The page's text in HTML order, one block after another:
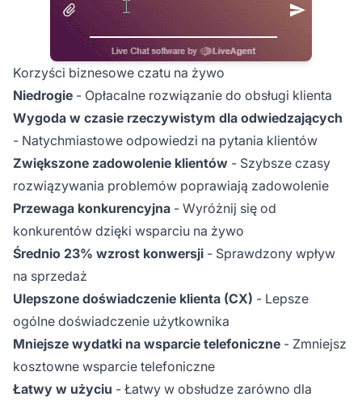
Korzyści biznesowe czatu na żywo
Niedrogie - Opłacalne rozwiązanie do obsługi klienta
Wygoda w czasie rzeczywistym dla odwiedzających
- Natychmiastowe odpowiedzi na pytania klientów
Zwiększone zadowolenie klientów - Szybsze czasy
rozwiązywania problemów poprawiają zadowolenie
Przewaga konkurencyjna - Wyróżnij się od
konkurentów dzięki wsparciu na żywo
Średnio 23% wzrost konwersji - Sprawdzony wpływ
na sprzedaż
Ulepszone doświadczenie klienta (CX) - Lepsze
ogólne doświadczenie użytkownika
Mniejsze wydatki na wsparcie telefoniczne - Zmniejsz
kosztowne wsparcie telefoniczne
Łatwy w użyciu - Łatwy w obsłudze zarówno dla